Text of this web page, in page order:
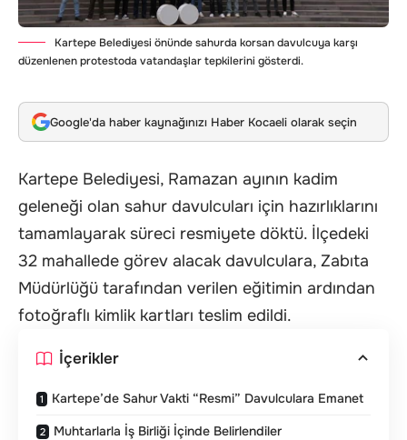
Kartepe Belediyesi önünde sahurda korsan davulcuya karşı
düzenlenen protestoda vatandaşlar tepkilerini gösterdi.
Google'da haber kaynağınızı Haber Kocaeli olarak seçin
Kartepe Belediyesi, Ramazan ayının kadim
geleneği olan sahur davulcuları için hazırlıklarını
tamamlayarak süreci resmiyete döktü. İlçedeki
32 mahallede görev alacak davulculara, Zabıta
Müdürlüğü tarafından verilen eğitimin ardından
fotoğraflı kimlik kartları teslim edildi.
İçerikler
Kartepe’de Sahur Vakti “Resmi” Davulculara Emanet
Muhtarlarla İş Birliği İçinde Belirlendiler